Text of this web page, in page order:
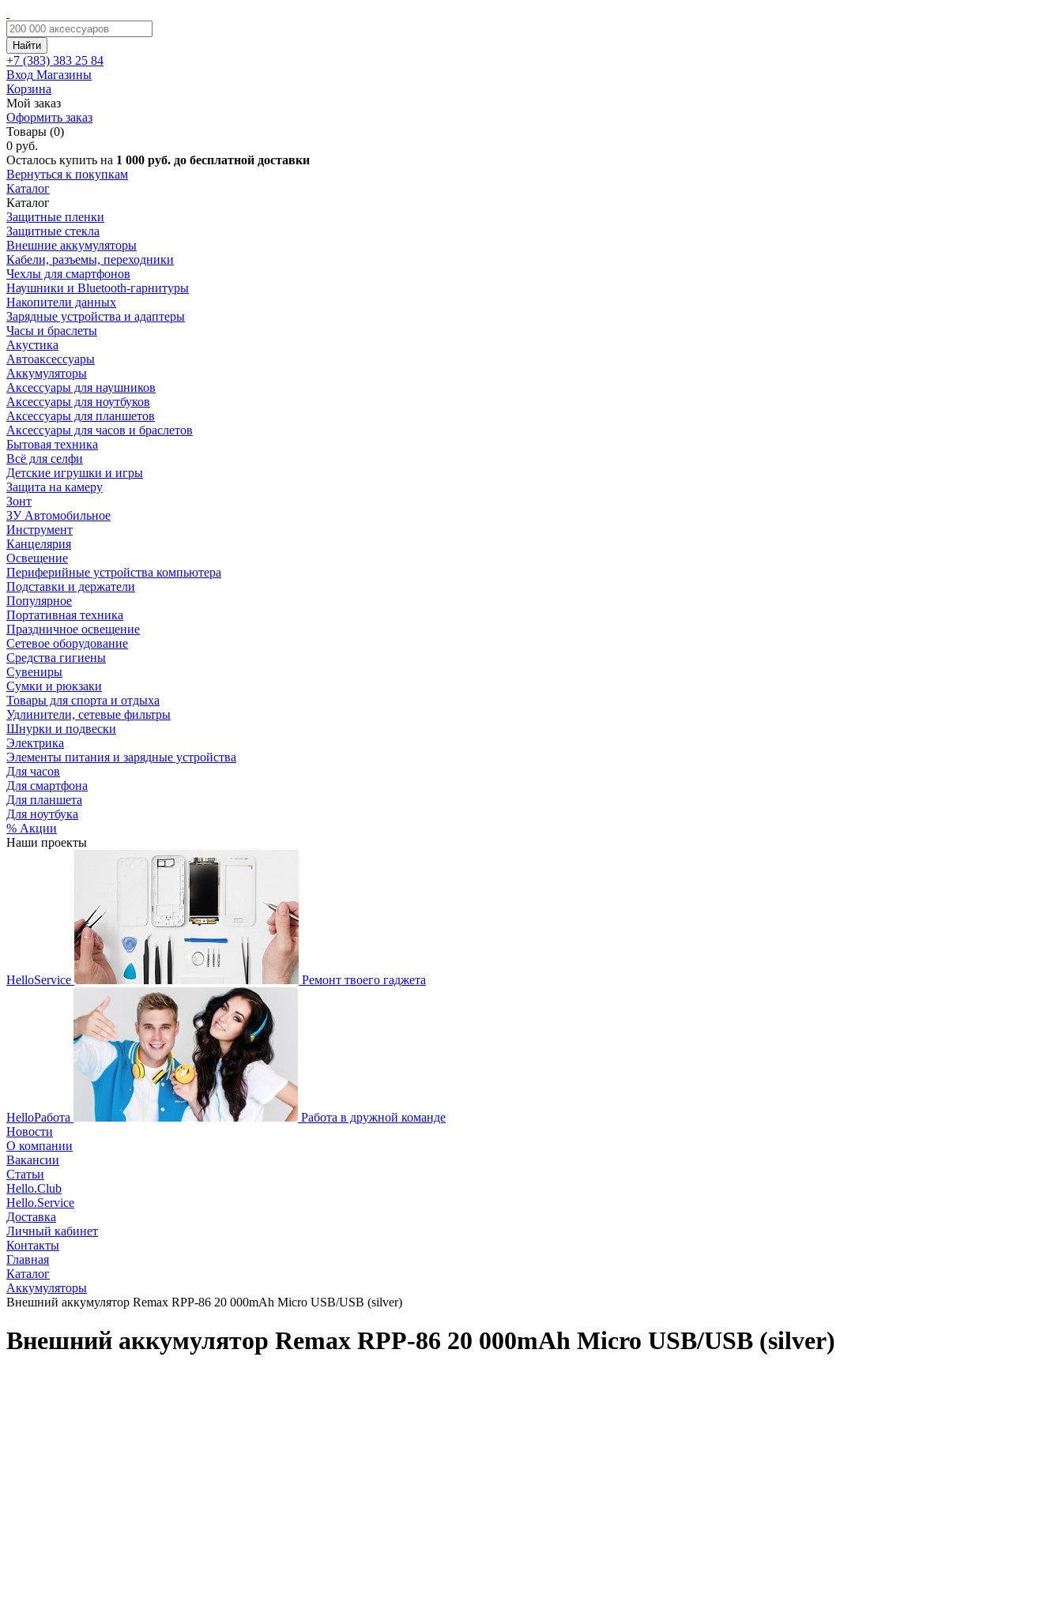
Найти
+7 (383) 383 25 84
Вход Магазины
Корзина
Мой заказ
Оформить заказ
Товары (0)
0 руб.
Осталось купить на 1 000 руб. до бесплатной доставки
Вернуться к покупкам
Каталог
Каталог
Защитные пленки
Защитные стекла
Внешние аккумуляторы
Кабели, разъемы, переходники
Чехлы для смартфонов
Наушники и Bluetooth-гарнитуры
Накопители данных
Зарядные устройства и адаптеры
Часы и браслеты
Акустика
Автоаксессуары
Аккумуляторы
Аксессуары для наушников
Аксессуары для ноутбуков
Аксессуары для планшетов
Аксессуары для часов и браслетов
Бытовая техника
Всё для селфи
Детские игрушки и игры
Защита на камеру
Зонт
ЗУ Автомобильное
Инструмент
Канцелярия
Освещение
Периферийные устройства компьютера
Подставки и держатели
Популярное
Портативная техника
Праздничное освещение
Сетевое оборудование
Средства гигиены
Сувениры
Сумки и рюкзаки
Товары для спорта и отдыха
Удлинители, сетевые фильтры
Шнурки и подвески
Электрика
Элементы питания и зарядные устройства
Для часов
Для смартфона
Для планшета
Для ноутбука
% Акции
Наши проекты
HelloService Ремонт твоего гаджета
HelloРабота
Работа в дружной команде
Новости
О компании
Вакансии
Статьи
Hello.Club
Hello.Service
Доставка
Личный кабинет
Контакты
Главная
Каталог
Аккумуляторы
Внешний аккумулятор Remax RPP-86 20 000mAh Micro USB/USB (silver)
Внешний аккумулятор Remax RPP-86 20 000mAh Micro USB/USB (silver)